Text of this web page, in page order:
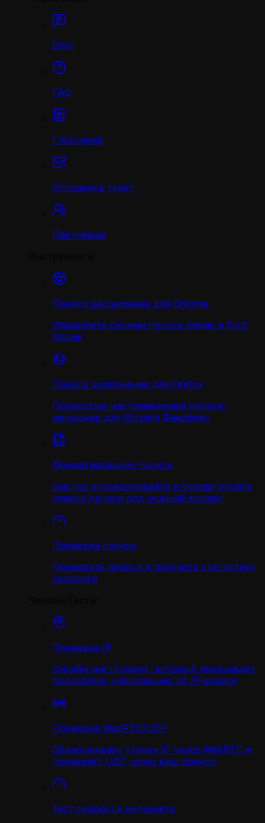
Блог
FAQ
Глоссарий
Отправить тикет
Партнёрам
Прокси расширение для Chrome
Управляете своими прокси прямо в Гугл
Хроме
Прокси дополнение для Firefox
Полностью настраиваемый прокси-
менеджер для Мозила Фаерфокс
Форматирование прокси
Быстро упорядочивайте и форматируйте
список прокси под нужный формат
Проверка прокси
Проверьте прокси и получите статистику
скорости
Проверка IP
Онлайн-инструмент, который показывает
подробную информацию об IP-адресе
Проверка WebRTC/UDP
Обнаруживает утечки IP через WebRTC и
проверяет UDP через ваш прокси
Тест скорости интернета